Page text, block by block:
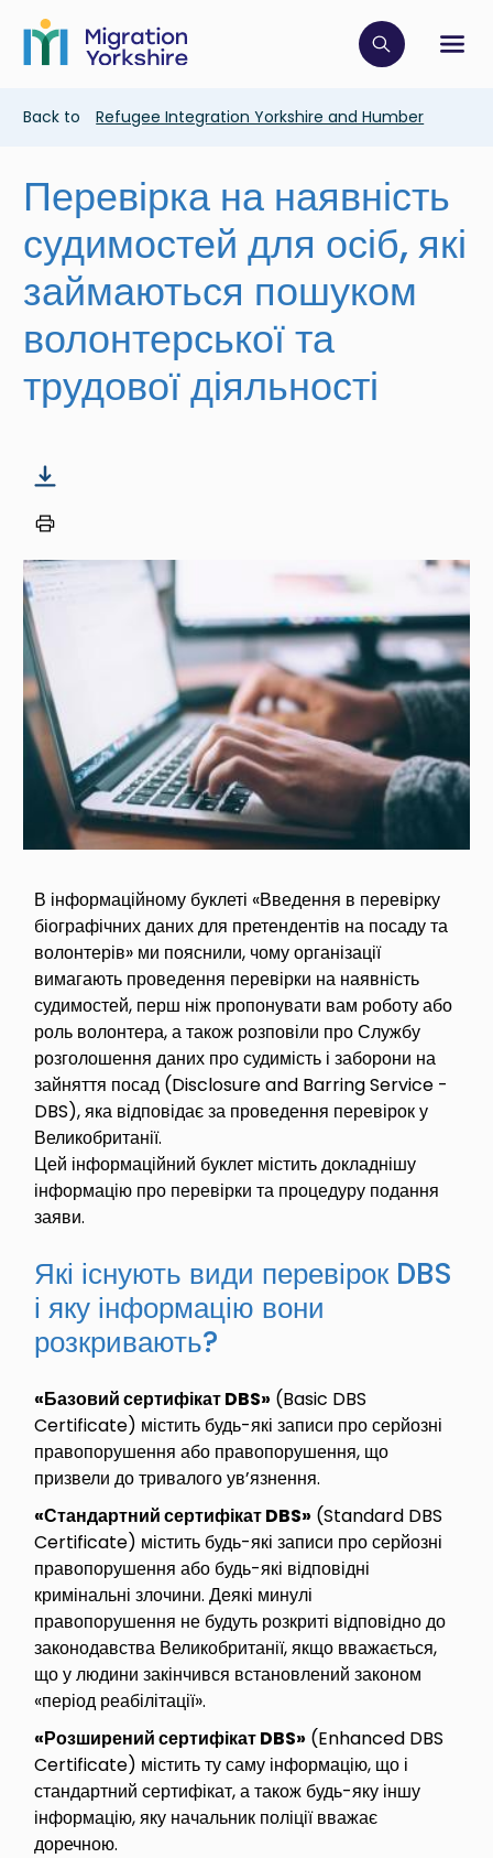
main
content
Skip
main
Click to
Breadcrumb
Back to Refugee Integration Yorkshire and Humber
Перевірка на наявність
судимостей для осіб, які
займаються пошуком
волонтерської та
трудової діяльності
Image
В інформаційному буклеті «Введення в перевірку
біографічних даних для претендентів на посаду та
волонтерів» ми пояснили, чому організації
вимагають проведення перевірки на наявність
судимостей, перш ніж пропонувати вам роботу або
роль волонтера, а також розповіли про Службу
розголошення даних про судимість і заборони на
зайняття посад (Disclosure and Barring Service -
DBS), яка відповідає за проведення перевірок у
Великобританії.
Цей інформаційний буклет містить докладнішу
інформацію про перевірки та процедуру подання
заяви.
Які існують види перевірок DBS
і яку інформацію вони
розкривають?
«Базовий сертифікат DBS» (Basic DBS
Certificate) містить будь-які записи про серйозні
правопорушення або правопорушення, що
призвели до тривалого ув’язнення.
«Стандартний сертифікат DBS» (Standard DBS
Certificate) містить будь-які записи про серйозні
правопорушення або будь-які відповідні
кримінальні злочини. Деякі минулі
правопорушення не будуть розкриті відповідно до
законодавства Великобританії, якщо вважається,
що у людини закінчився встановлений законом
«період реабілітації».
«Розширений сертифікат DBS» (Enhanced DBS
Certificate) містить ту саму інформацію, що і
стандартний сертифікат, а також будь-яку іншу
інформацію, яку начальник поліції вважає
доречною.